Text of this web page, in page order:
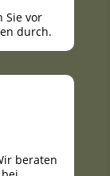
Sie vor
durch.
beraten